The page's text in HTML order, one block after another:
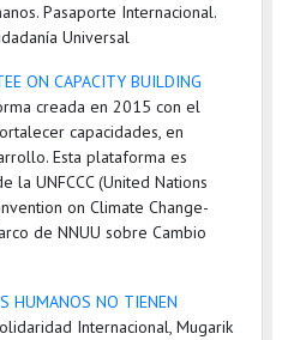
Pasaporte Internacional.
Universal
ON CAPACITY BUILDING
creada en 2015 con el
capacidades, en
Esta plataforma es
la UNFCCC (United Nations
on Climate Change-
de NNUU sobre Cambio
HUMANOS NO TIENEN
Internacional, Mugarik